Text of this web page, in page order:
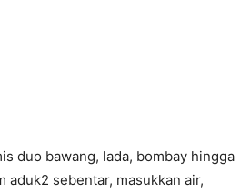
duo bawang, lada, bombay hingga
aduk2 sebentar, masukkan air,